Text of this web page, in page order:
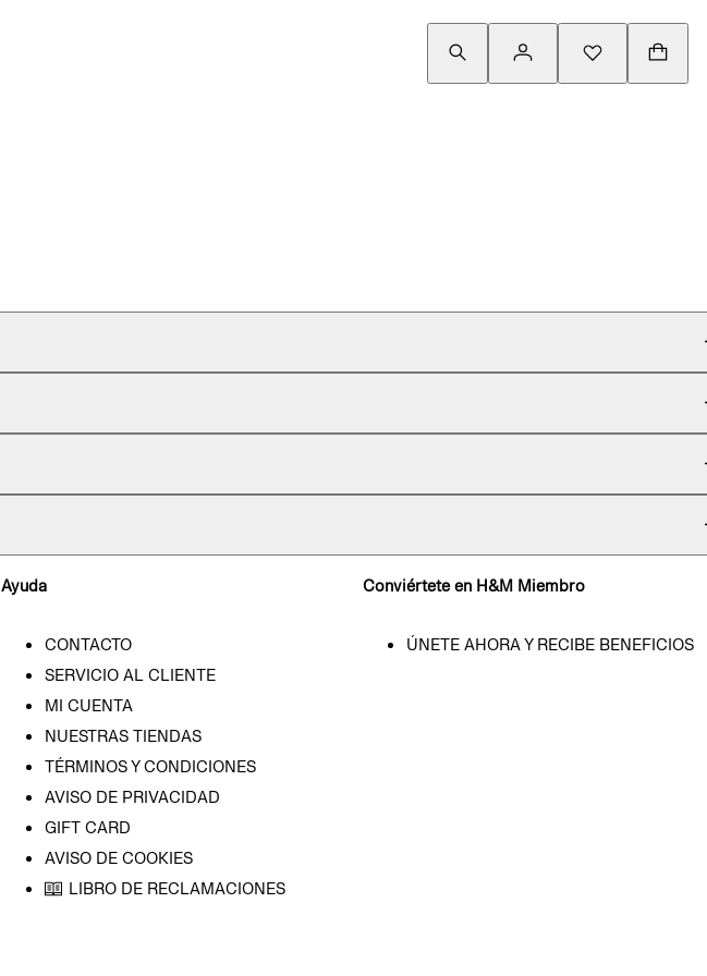
Ayuda
CONTACTO
SERVICIO AL CLIENTE
MI CUENTA
NUESTRAS TIENDAS
TÉRMINOS Y CONDICIONES
AVISO DE PRIVACIDAD
GIFT CARD
AVISO DE COOKIES
LIBRO DE RECLAMACIONES
Conviértete en H&M Miembro
ÚNETE AHORA Y RECIBE BENEFICIOS